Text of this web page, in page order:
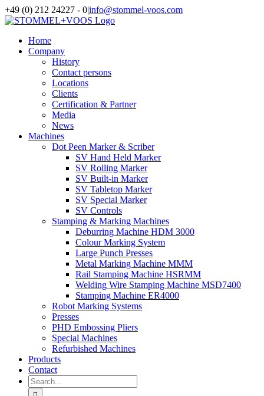
Skip
to
+49 (0) 212 24227 - 0|info@stommel-voos.com
Home
Company
History
Contact persons
Locations
Clients
Certification & Partner
Media
News
Machines
Dot Peen Marker & Scriber
SV Hand Held Marker
SV Rolling Marker
SV Built-in Marker
SV Tabletop Marker
SV Special Marker
SV Controls
Stamping & Marking Machines
Deburring Machine HDM 3000
Colour Marking System
Large Punch Presses
Metal Marking Machine MMM
Rail Stamping Machine HSRMM
Welding Wire Stamping Machine MSD7400
Stamping Machine ER4000
Robot Marking Systems
Presses
PHD Embossing Pliers
Special Machines
Refurbished Machines
Products
Contact
Search
for: